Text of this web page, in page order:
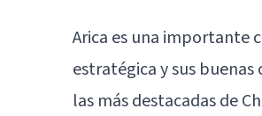
Arica es una importante
estratégica y sus buenas
las más destacadas de